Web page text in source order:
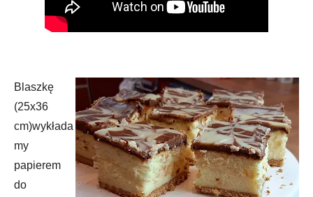
Blaszkę
(25x36
cm)wykłada
my
papierem
do